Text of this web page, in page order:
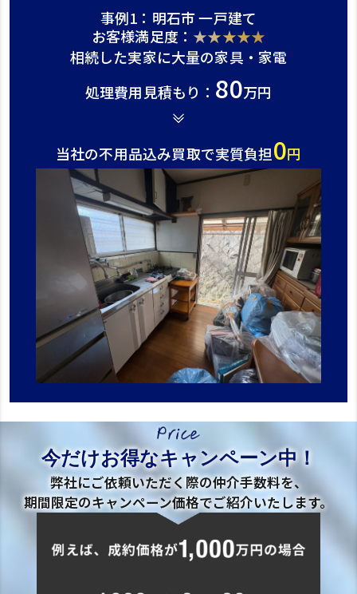
事例1：明石市 一戸建て
お客様満足度： ★★★★★
相続した実家に大量の家具・家電
処理費用見積もり： 80万円
当社の不用品込み買取で実質負担0円
今だけお得なキャンペーン中！
弊社にご依頼いただく際の仲介手数料を、
期間限定のキャンペーン価格でご紹介いたします。